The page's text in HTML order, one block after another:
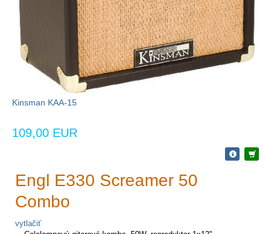
Kinsman KAA-15
109,00 EUR
Engl E330 Screamer 50
Combo
vytlačiť